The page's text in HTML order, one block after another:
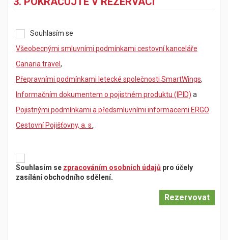
Souhlasím se
Všeobecnými smluvními podmínkami cestovní kanceláře
Canaria travel ,
Přepravními podmínkami letecké společnosti SmartWings,
Informačním dokumentem o pojistném produktu (IPID) a
Pojistnými podmínkami a předsmluvními informacemi ERGO
Cestovní Pojišťovny, a. s.
Souhlasím se zpracováním osobních údajů pro účely
zasílání obchodního sdělení.